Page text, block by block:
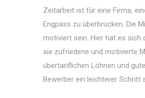
Zeitarbeit ist für eine Firma,
Engpass zu überbrücken. Die
motiviert sein. Hier hat es
sie zufriedene und motivierte
übertariflichen Löhnen und
Bewerber ein leichterer Schritt